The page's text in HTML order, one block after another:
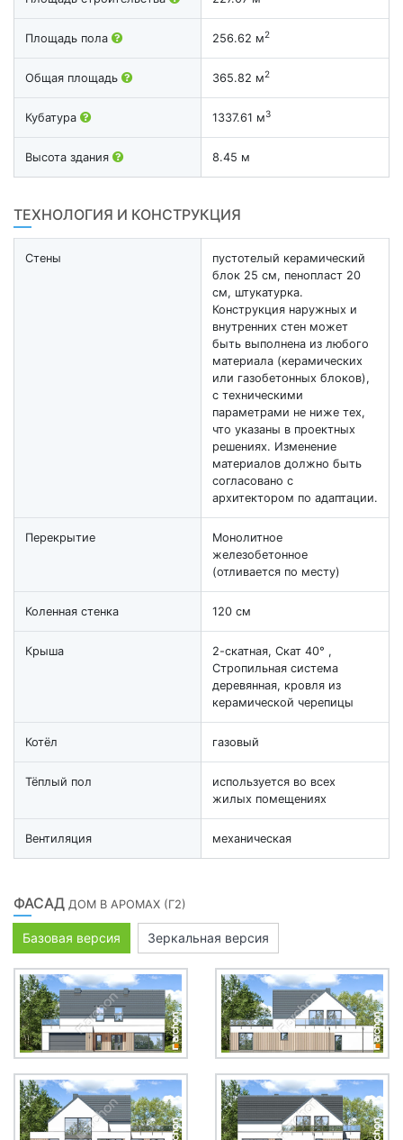
Площадь пола 256.62 м2
Общая площадь 365.82 м2
Кубатура 1337.61 м3
Высота здания 8.45 м
ТЕХНОЛОГИЯ И КОНСТРУКЦИЯ
Стены
пустотелый керамический
блок 25 см, пенопласт 20
см, штукатурка.
Конструкция наружных и
внутренних стен может
быть выполнена из любого
материала (керамических
или газобетонных блоков),
с техническими
параметрами не ниже тех,
что указаны в проектных
решениях. Изменение
материалов должно быть
согласовано с
архитектором по адаптации.
Перекрытие
Монолитное
железобетонное
(отливается по месту)
Коленная стенка 120 см
Крыша
2-скатная, Скат 40° ,
Стропильная система
деревянная, кровля из
керамической черепицы
Котёл газовый
Тёплый пол
используется во всех
жилых помещениях
Вентиляция механическая
ФАСАД ДОМ В АРОМАХ (Г2)
Базовая версия Зеркальная версия